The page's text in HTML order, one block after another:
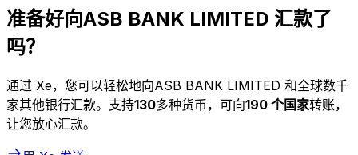
准备好向ASB BANK LIMITED 汇款了
吗？
通过 Xe，您可以轻松地向ASB BANK LIMITED 和全球数千
家其他银行汇款。支持130多种货币，可向190 个国家转账，
让您放心汇款。